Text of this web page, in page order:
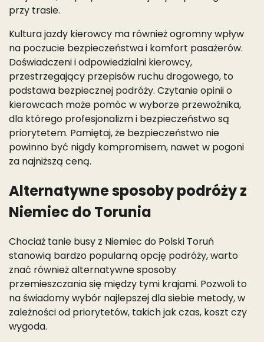
przy trasie.
Kultura jazdy kierowcy ma również ogromny wpływ
na poczucie bezpieczeństwa i komfort pasażerów.
Doświadczeni i odpowiedzialni kierowcy,
przestrzegający przepisów ruchu drogowego, to
podstawa bezpiecznej podróży. Czytanie opinii o
kierowcach może pomóc w wyborze przewoźnika,
dla którego profesjonalizm i bezpieczeństwo są
priorytetem. Pamiętaj, że bezpieczeństwo nie
powinno być nigdy kompromisem, nawet w pogoni
za najniższą ceną.
Alternatywne sposoby podróży z
Niemiec do Torunia
Chociaż tanie busy z Niemiec do Polski Toruń
stanowią bardzo popularną opcję podróży, warto
znać również alternatywne sposoby
przemieszczania się między tymi krajami. Pozwoli to
na świadomy wybór najlepszej dla siebie metody, w
zależności od priorytetów, takich jak czas, koszt czy
wygoda.